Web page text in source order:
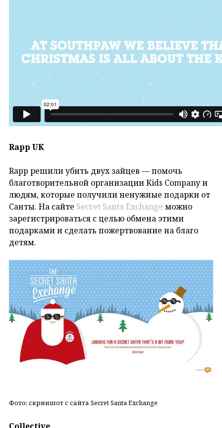
Rapp UK
Rapp решили убить двух зайцев — помочь
благотворительной организации Kids Company и
людям, которые получили ненужные подарки от
Санты. На сайте Secret Santa Exchange можно
зарегистрироваться с целью обмена этими
подарками и сделать пожертвование на благо
детям.
Фото: скриншот с сайта Secret Santa Exchange
Сollective